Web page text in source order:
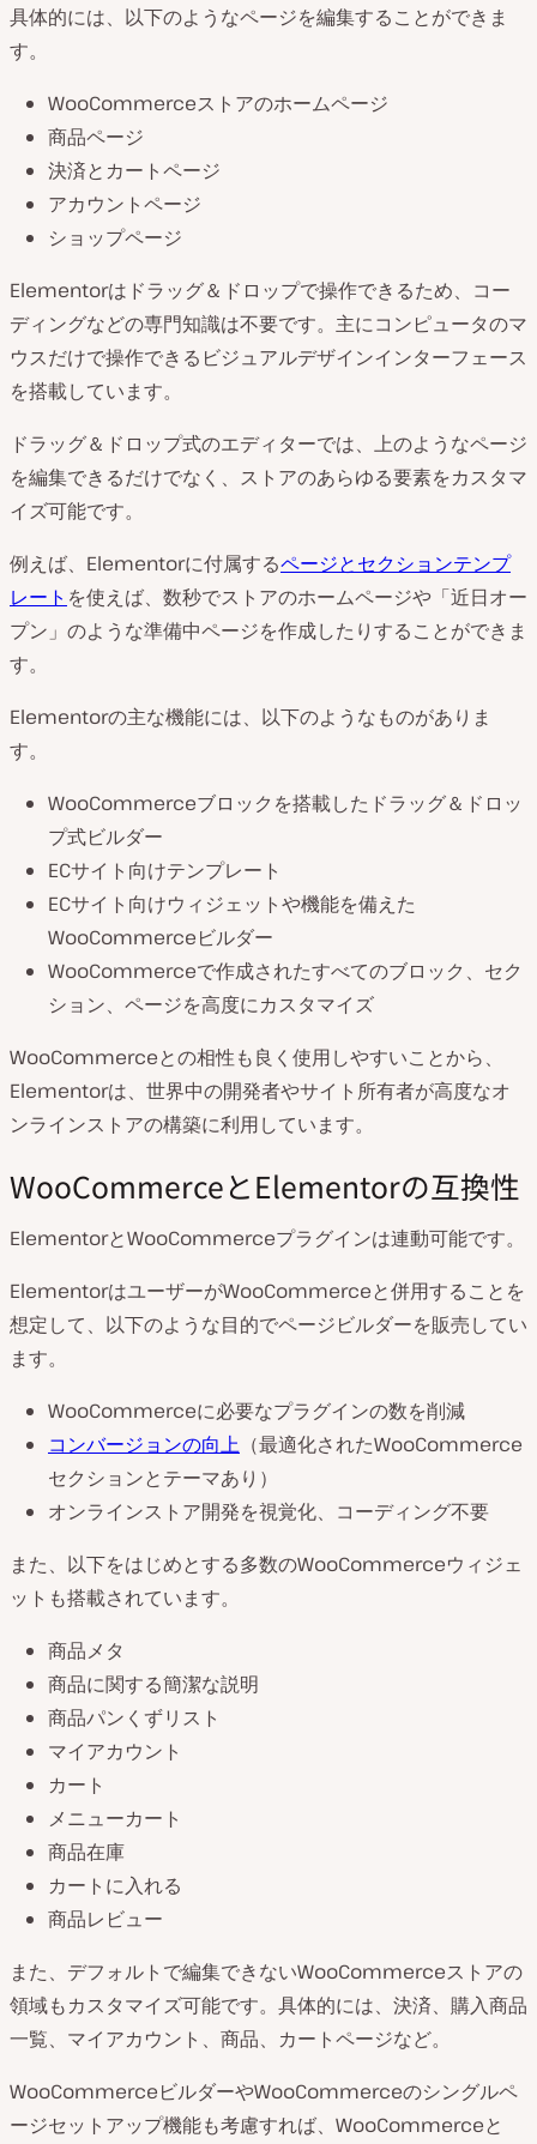
具体的には、以下のようなページを編集することができま
す。
WooCommerceストアのホームページ
商品ページ
決済とカートページ
アカウントページ
ショップページ
Elementorはドラッグ＆ドロップで操作できるため、コー
ディングなどの専門知識は不要です。主にコンピュータのマ
ウスだけで操作できるビジュアルデザインインターフェース
を搭載しています。
ドラッグ＆ドロップ式のエディターでは、上のようなページ
を編集できるだけでなく、ストアのあらゆる要素をカスタマ
イズ可能です。
例えば、Elementorに付属するページとセクションテンプ
レート を使えば、数秒でストアのホームページや「近日オー
プン」のような準備中ページを作成したりすることができま
す。
Elementorの主な機能には、以下のようなものがありま
す。
WooCommerceブロックを搭載したドラッグ＆ドロッ
プ式ビルダー
ECサイト向けテンプレート
ECサイト向けウィジェットや機能を備えた
WooCommerceビルダー
WooCommerceで作成されたすべてのブロック、セク
ション、ページを高度にカスタマイズ
WooCommerceとの相性も良く使用しやすいことから、
Elementorは、世界中の開発者やサイト所有者が高度なオ
ンラインストアの構築に利用しています。
WooCommerceとElementorの互換性
ElementorとWooCommerceプラグインは連動可能です。
ElementorはユーザーがWooCommerceと併用することを
想定して、以下のような目的でページビルダーを販売してい
ます。
WooCommerceに必要なプラグインの数を削減
コンバージョンの向上 （最適化されたWooCommerce
セクションとテーマあり）
オンラインストア開発を視覚化、コーディング不要
また、以下をはじめとする多数のWooCommerceウィジェ
ットも搭載されています。
商品メタ
商品に関する簡潔な説明
商品パンくずリスト
マイアカウント
カート
メニューカート
商品在庫
カートに入れる
商品レビュー
また、デフォルトで編集できないWooCommerceストアの
領域もカスタマイズ可能です。具体的には、決済、購入商品
一覧、マイアカウント、商品、カートページなど。
WooCommerceビルダーやWooCommerceのシングルペ
ージセットアップ機能も考慮すれば、WooCommerceと